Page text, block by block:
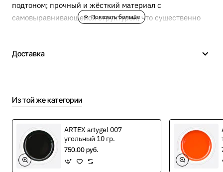
подтоном; прочный и жёсткий материал с
самовыравнивающейся структурой, что существенно
Лёгок в нанесении, не трескается и не скалывается
Технология работы
Рекомендуемая последовательность обеспечивает
чистую архитектуру и комфортную полимеризацию.
Доставка
Из той же категории
ARTEX artygel 007
угольный 10 гр.
750.00 руб.